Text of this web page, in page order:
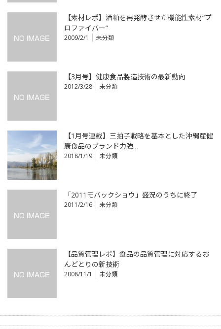
【素材レポ】酒粕を再発酵させた機能性素材“プ
ロファイバー”
2009/2/1 未分類
【3月号】健康食品製造技術の最新動向
2012/3/28 未分類
【1月号連載】三拍子戦略を基本とした沖縄産健
康食品のブランド力強…
2018/1/19 未分類
「2011モバックショウ」盛況のうちに終了
2011/2/16 未分類
【品質管理レポ】食品の品質管理に対応するお
んどとりの新技術
2008/11/1 未分類